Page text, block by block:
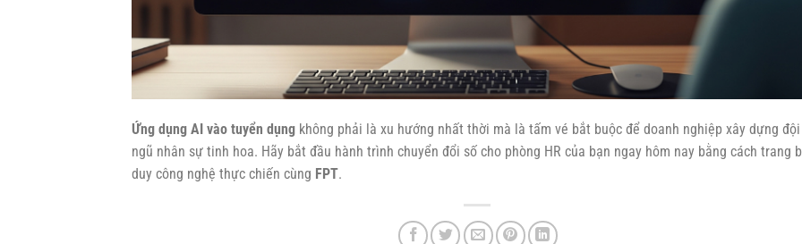
Ứng dụng AI vào tuyển dụng không phải là xu hướng nhất thời mà là tấm vé bắt buộc để doanh nghiệp xây dựng đội
ngũ nhân sự tinh hoa. Hãy bắt đầu hành trình chuyển đổi số cho phòng HR của bạn ngay hôm nay bằng cách trang
duy công nghệ thực chiến cùng FPT.